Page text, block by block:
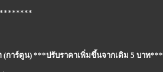
(การ์ตูน) ***ปรับราคาเพิ่มขึ้นจากเดิม 5 บาท***